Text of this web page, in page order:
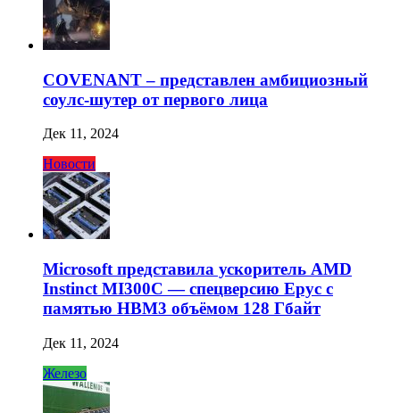
COVENANT – представлен амбициозный
соулс-шутер от первого лица
Дек 11, 2024
Новости
Microsoft представила ускоритель AMD
Instinct MI300C — спецверсию Epyc с
памятью HBM3 объёмом 128 Гбайт
Дек 11, 2024
Железо